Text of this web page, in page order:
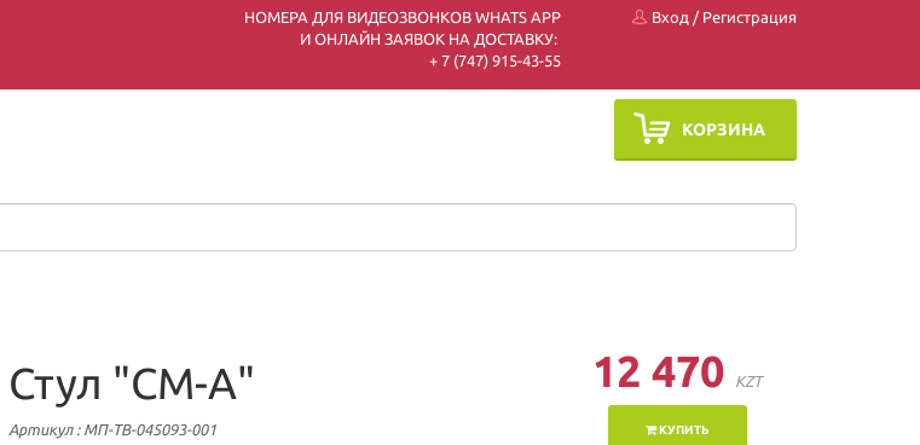
НОМЕРА ДЛЯ ВИДЕОЗВОНКОВ WHATS APP
И ОНЛАЙН ЗАЯВОК НА ДОСТАВКУ:
+ 7 (747) 915-43-55
Вход / Регистрация
КОРЗИНА
12 470 KZT
КУПИТЬ
Стул "СМ-А"
Артикул: МП-ТВ-045093-001